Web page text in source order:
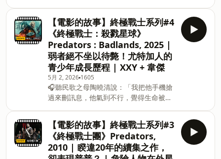
https://xxymovie.firstory.io/join留言告
訴我你對這一集的想法：
https://open.firstory.
和承諾。別讓對健康的傷害變成愛情的阻
礙，為彼此主動做好HPV預防才能說是
「真愛」。立即諮詢醫師，展現你對愛的
承諾。男女1+1 主動防禦HPV(人類乳突病
毒) https://fstry.pse.is/9ep3um —— 以
上為 Firstory Podcast 廣告 —— 吉時
保： https://fstry.pse.is/9ep3mq 免指
定車牌、車型，用車前1小時投保，手機
投保5分鐘新安東京海上產險｜0800-369-
168｜104台北市中山區南京東路三段130
號8-13樓 —— 以上為 Firstory Podcast
廣告 —— 加入會員，支持節目：
https://xxymovie.firstory.io/join留言告
訴我你對這一集的想法： https:
【電影的故事】終極戰士系列#4
《終極戰士：殺戮星球》
Predators : Badlands, 2025 |
弱者絕不坐以待斃！尤特加人的
青少年成長歷程 | XXY + 韋傑
5月 2, 2026 1605
🎧聽民歌之母陶曉清說：「我把他手機搶
過來刪訊息，他氣到不行，覺得生命被掌
&nbsp;&nbsp;&nbsp;照顧人生無法預期
何時來！「先來一杯 我們再聊」聆聽照顧
者、陪你預備長照未來！點擊連結，讓我
們有機會不在照顧困境掙扎。 —— 以上
【電影的故事】終極戰士系列#3
《終極戰士團》Predators,
2010 | 睽違20年的續集之作，